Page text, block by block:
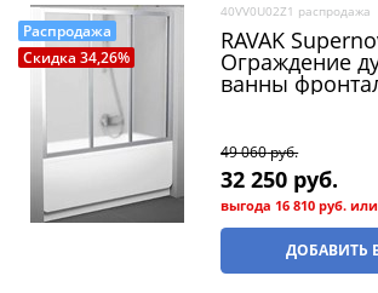
Распродажа
Скидка 34,26%
40VV0U02Z1 распродажа
RAVAK
Ограждение
ванны
(распродажа)
49 060 руб.
32 250 руб.
выгода 16 810 руб.
ДОБАВИТЬ